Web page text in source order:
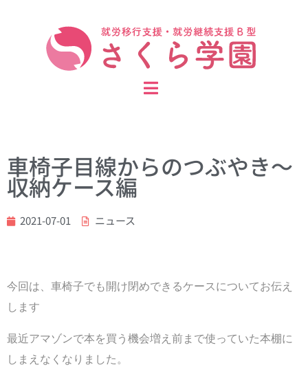
車椅子目線からのつぶやき～
収納ケース編
2021-07-01 ニュース
今回は、車椅子でも開け閉めできるケースについてお伝え
します
最近アマゾンで本を買う機会増え前まで使っていた本棚に
しまえなくなりました。